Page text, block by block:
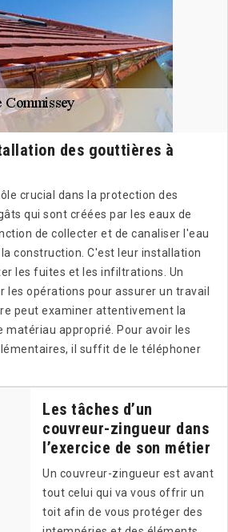
des gouttières à
crucial dans la protection des
qui sont créées par les eaux de
de collecter et de canaliser l'eau
construction. C'est leur installation
les fuites et les infiltrations. Un
opérations pour assurer un travail
peut examiner attentivement la
matériau approprié. Pour avoir les
il suffit de le téléphoner
Les tâches d’un
couvreur-zingueur dans
l’exercice de son métier
Un couvreur-zingueur est avant
tout celui qui va vous offrir un
toit afin de vous protéger des